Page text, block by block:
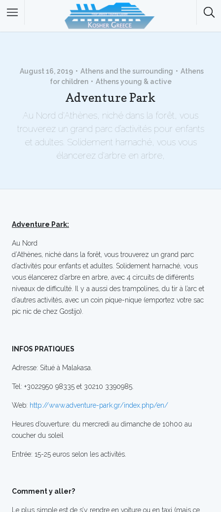
August 16, 2019 Athens and the surrounding
Athens
for children
Athens young & active
Adventure Park
Au Nord d'Athènes, niché dans la forêt, vous
trouverez un grand parc d’activités pour enfants
et adultes. Solidement harnaché, vous vous
élancerez d'arbre en arbre,
Adventure Park:
Au Nord
d’Athènes, niché dans la forêt, vous trouverez un grand parc
d’activités pour enfants et adultes. Solidement harnaché, vous
vous élancerez d’arbre en arbre, avec 4 circuits de différents
niveaux de difficulté. Il y a aussi des trampolines, du tir à l’arc et
d’autres activités, avec un coin pique-nique (emportez votre sac
pic nic de chez Gostijo).
INFOS PRATIQUES
Adresse: Situé à Malakasa.
Tel: +3022950 98335 et 30210 3390985.
Web: http://www.adventure-park.gr/index.php/en/
Heures d’ouverture: du mercredi au dimanche de 10h00 au
coucher du soleil
Entrée: 15-25 euros selon les activités.
Comment y aller?
Le plus simple est de s’y rendre en voiture ou en taxi (mais ce